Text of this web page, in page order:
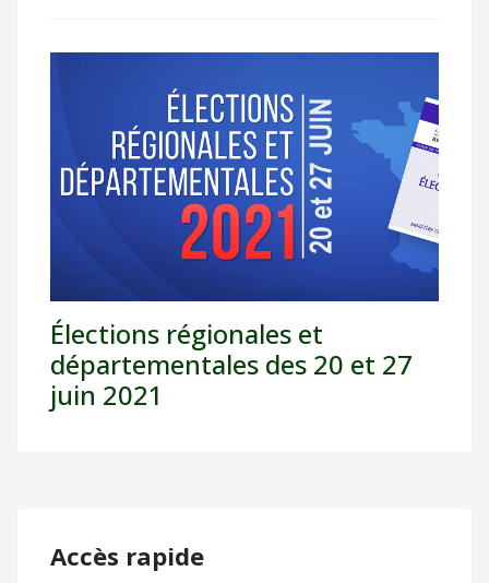
Élections régionales et
départementales des 20 et 27
juin 2021
Accès rapide